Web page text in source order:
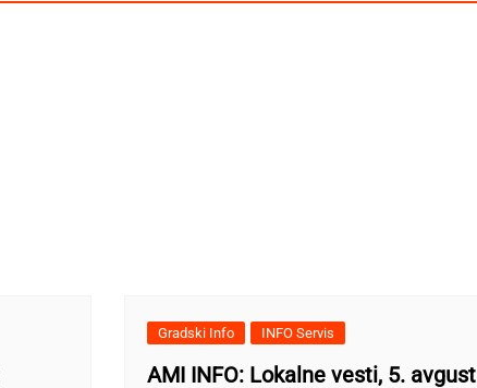
Gradski Info INFO Servis
AMI INFO: Lokalne vesti, 5. avgust